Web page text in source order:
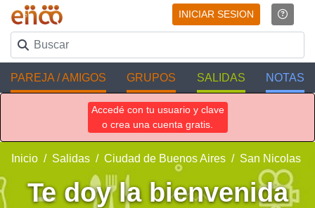
INICIAR SESION
PAREJA / AMIGOS GRUPOS SALIDAS NOTAS
Accedé con tu usuario y clave
o crea una cuenta gratis.
Inicio Salidas Ciudad de Buenos Aires San Nicolas
Te doy la bienvenida